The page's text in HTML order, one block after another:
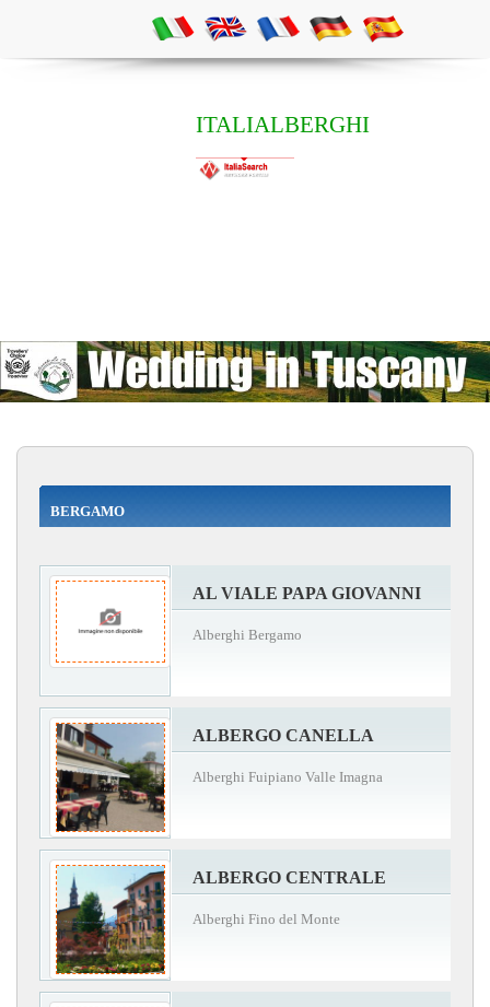
ITALIALBERGHI
BERGAMO
AL VIALE PAPA GIOVANNI
Alberghi Bergamo
ALBERGO CANELLA
Alberghi Fuipiano Valle Imagna
ALBERGO CENTRALE
Alberghi Fino del Monte